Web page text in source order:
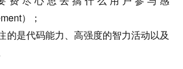
）；
的是代码能力、高强度的智力活动以及